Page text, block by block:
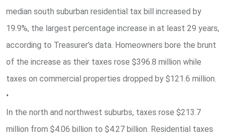
median south suburban residential tax bill increased by
19.9%, the largest percentage increase in at least 29 years,
according to Treasurer’s data. Homeowners bore the brunt
of the increase as their taxes rose $396.8 million while
taxes on commercial properties dropped by $121.6 million.
•
In the north and northwest suburbs, taxes rose $213.7
million from $4.06 billion to $4.27 billion. Residential taxes